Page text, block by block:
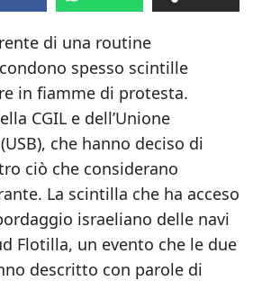
di una routine
spesso scintille
in fiamme di protesta.
CGIL e dell’Unione
che hanno deciso di
ciò che considerano
La scintilla che ha acceso
israeliano delle navi
Flotilla, un evento che le due
descritto con parole di